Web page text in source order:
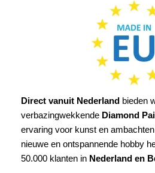
Direct vanuit Nederland bieden
verbazingwekkende Diamond
ervaring voor kunst en
nieuwe en ontspannende hobby
50.000 klanten in Nederland en